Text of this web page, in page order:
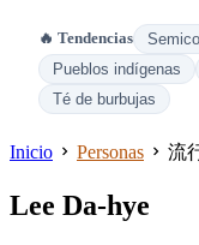
🔥 Tendencias
Pueblos indígenas
Té de burbujas
Inicio Personas 流
Lee Da-hye